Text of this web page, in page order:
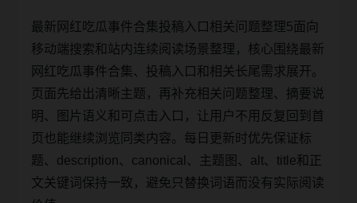
最新网红吃瓜事件合集投稿入口相关问题整理5面向
移动端搜索和站内连续阅读场景整理，核心围绕最新
网红吃瓜事件合集、投稿入口和相关长尾需求展开。
页面先给出清晰主题，再补充相关问题整理、摘要说
明、图片语义和可点击入口，让用户不用反复回到首
页也能继续浏览同类内容。每日更新时优先保证标
题、description、canonical、主题图、alt、title和正
文关键词保持一致，避免只替换词语而没有实际阅读